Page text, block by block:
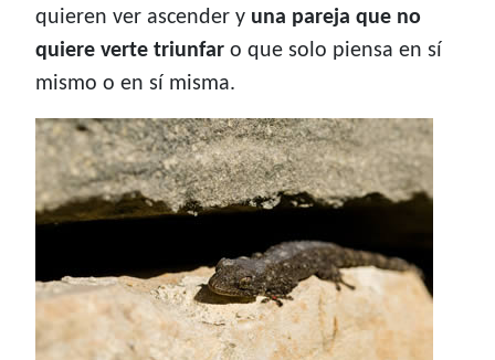
quieren ver ascender y una pareja que no
quiere verte triunfar o que solo piensa en sí
mismo o en sí misma.